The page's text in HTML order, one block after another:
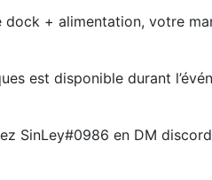
+ alimentation, votre
est disponible durant
SinLey#0986 en DM